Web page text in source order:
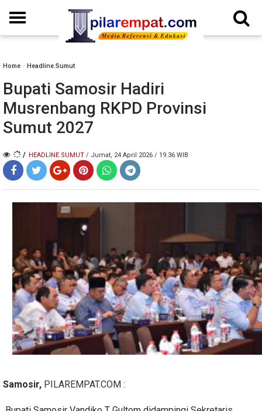
Home » Headline.Sumut
Bupati Samosir Hadiri
Musrenbang RKPD Provinsi
Sumut 2027
/ HEADLINE.SUMUT / Jumat, 24 April 2026 / 19.36 WIB
Samosir, PILAREMPAT.COM :